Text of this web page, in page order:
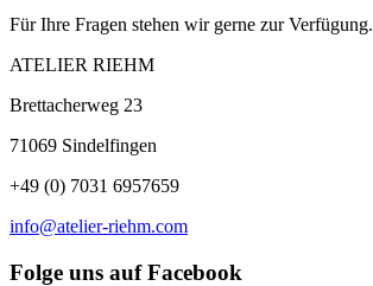
Für Ihre Fragen stehen wir gerne zur Verfügung.
ATELIER RIEHM
Brettacherweg 23
71069 Sindelfingen
+49 (0) 7031 6957659
info@atelier-riehm.com
Folge uns auf Facebook